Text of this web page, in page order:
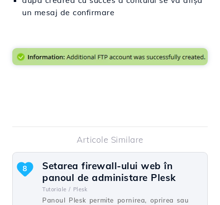
un mesaj de confirmare
Articole Similare
Setarea firewall-ului web în
panoul de administare Plesk
Tutoriale / Plesk
Panoul Plesk permite pornirea, oprirea sau
8